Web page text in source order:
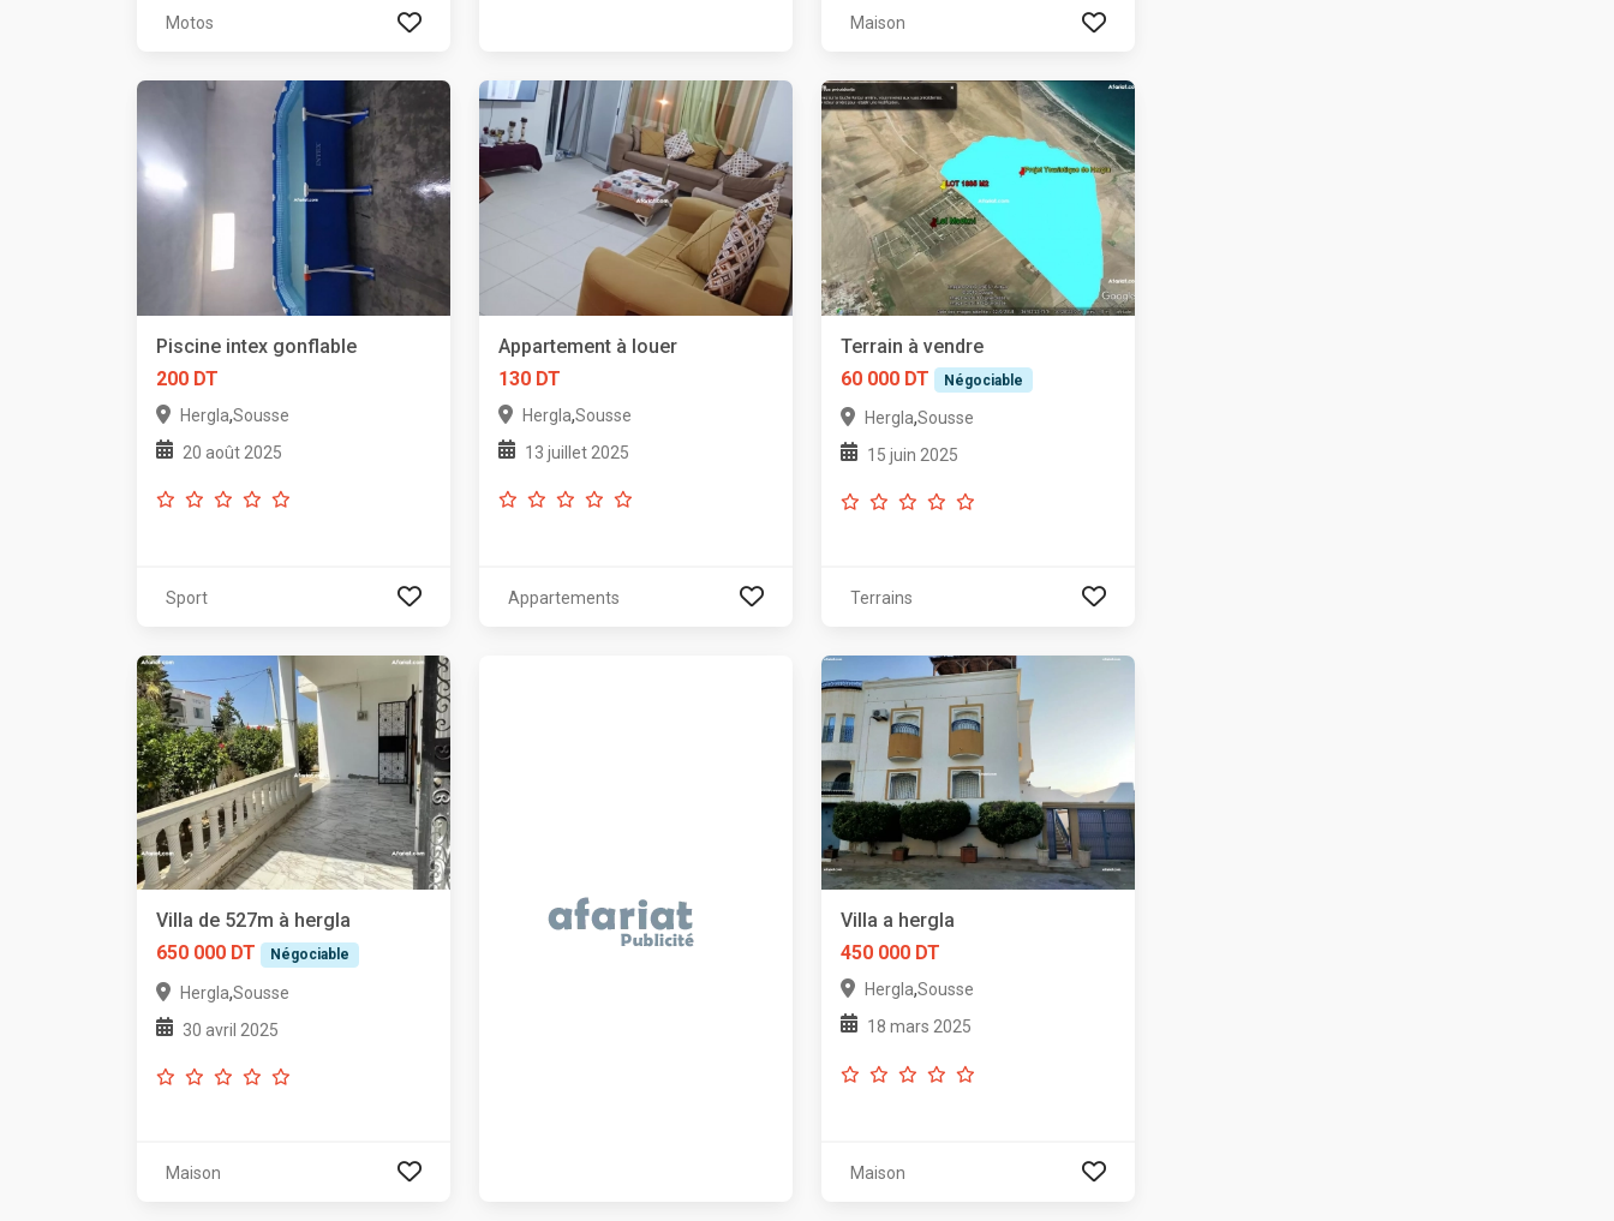
Motos Maison
Piscine intex gonflable
200 DT
Hergla,Sousse
20 août 2025
Sport
Appartement à louer
130 DT
Hergla,Sousse
13 juillet 2025
Appartements
Terrain à vendre
60 000 DT
Négociable
Hergla,Sousse
15 juin 2025
Terrains
Villa de 527m à hergla
650 000 DT
Négociable
Hergla,Sousse
30 avril 2025
Maison
Villa a hergla
450 000 DT
Hergla,Sousse
18 mars 2025
Maison